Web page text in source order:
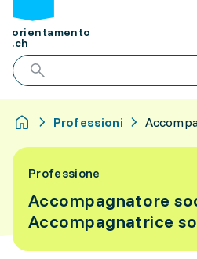
orientamento
.ch
Professioni
Professione
Accompagnatore
Accompagnatrice